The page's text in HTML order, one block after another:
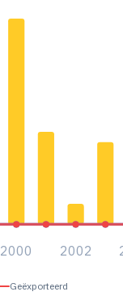
2000 2002
Geëxporteerd